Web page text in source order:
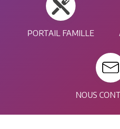
PORTAIL FAMILLE
NOUS